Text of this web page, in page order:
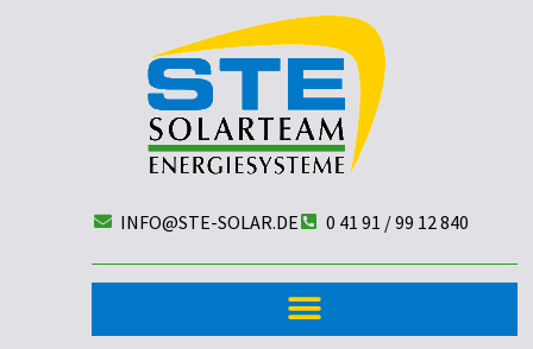
INFO@STE-SOLAR.DE 0 41 91 / 99 12 840